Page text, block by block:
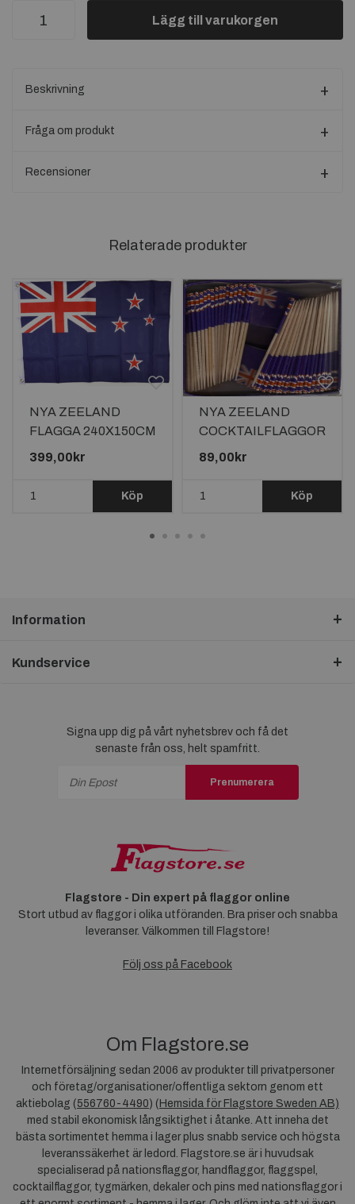
Lägg till varukorgen
Beskrivning
Fråga om produkt
Recensioner
Relaterade produkter
NYA ZEELAND
FLAGGA 240X150CM
*Läs beskrivningen*
399,00kr
Köp
NYA ZEELAND
COCKTAILFLAGGOR
100st
89,00kr
Köp
Information
Kundservice
Signa upp dig på vårt nyhetsbrev och få det
senaste från oss, helt spamfritt.
Prenumerera
Flagstore - Din expert på flaggor online
Stort utbud av flaggor i olika utföranden. Bra priser och snabba
leveranser. Välkommen till Flagstore!
Följ oss på Facebook
Om Flagstore.se
Internetförsäljning sedan 2006 av produkter till privatpersoner
och företag/organisationer/offentliga sektorn genom ett
aktiebolag (556760-4490) ( Hemsida för Flagstore Sweden AB)
med stabil ekonomisk långsiktighet i åtanke. Att inneha det
bästa sortimentet hemma i lager plus snabb service och högsta
leveranssäkerhet är ledord. Flagstore.se är i huvudsak
specialiserad på nationsflaggor, handflaggor, flaggspel,
cocktailflaggor, tygmärken, dekaler och pins med nationsflaggor i